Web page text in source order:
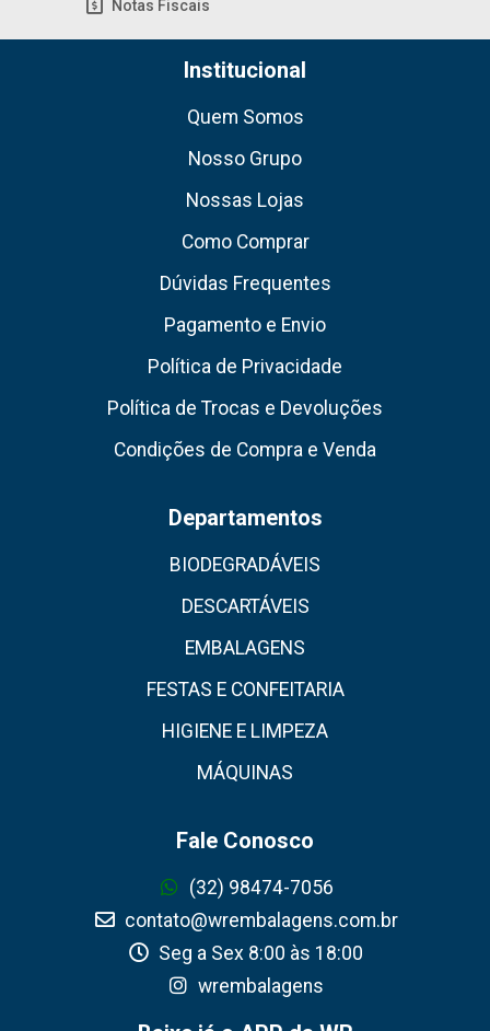
Notas Fiscais
Institucional
Quem Somos
Nosso Grupo
Nossas Lojas
Como Comprar
Dúvidas Frequentes
Pagamento e Envio
Política de Privacidade
Política de Trocas e Devoluções
Condições de Compra e Venda
Departamentos
BIODEGRADÁVEIS
DESCARTÁVEIS
EMBALAGENS
FESTAS E CONFEITARIA
HIGIENE E LIMPEZA
MÁQUINAS
Fale Conosco
(32) 98474-7056
contato@wrembalagens.com.br
Seg a Sex 8:00 às 18:00
wrembalagens